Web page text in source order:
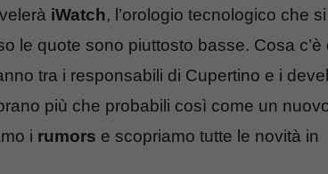
iWatch, l’orologio tecnologico che
le quote sono piuttosto basse. Cosa c’è
tra i responsabili di Cupertino e i
più che probabili così come un
i rumors e scopriamo tutte le novità in